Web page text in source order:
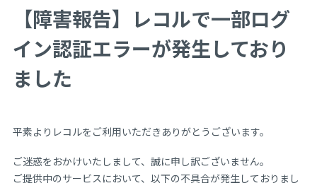
【障害報告】レコルで一部ログ
イン認証エラーが発生しており
ました
平素よりレコルをご利用いただきありがとうございます。
ご迷惑をおかけいたしまして、誠に申し訳ございません。
ご提供中のサービスにおいて、以下の不具合が発生しておりまし